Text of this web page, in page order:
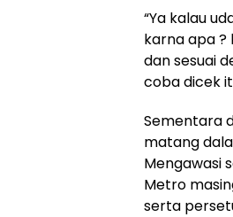
“Ya kalau
karna apa ?
dan sesuai
coba dicek
Sementara
matang
Mengawasi
Metro
serta